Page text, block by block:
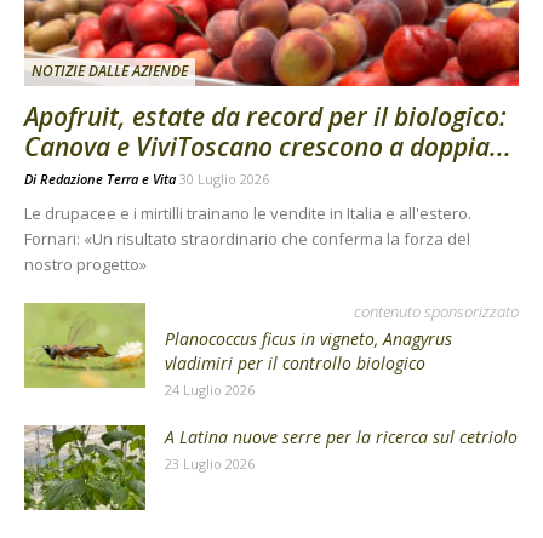
NOTIZIE DALLE AZIENDE
Apofruit, estate da record per il biologico:
Canova e ViviToscano crescono a doppia...
Di Redazione Terra e Vita 30 Luglio 2026
Le drupacee e i mirtilli trainano le vendite in Italia e all'estero.
Fornari: «Un risultato straordinario che conferma la forza del
nostro progetto»
contenuto sponsorizzato
Planococcus ficus in vigneto, Anagyrus
vladimiri per il controllo biologico
24 Luglio 2026
A Latina nuove serre per la ricerca sul cetriolo
23 Luglio 2026